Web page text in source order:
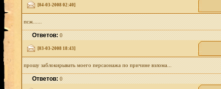
[04-03-2008 02:40]
псж......
Ответов:0
[03-03-2008 18:43]
прошу заблокирывать моего персаонажа по причине взлома...
Ответов:0